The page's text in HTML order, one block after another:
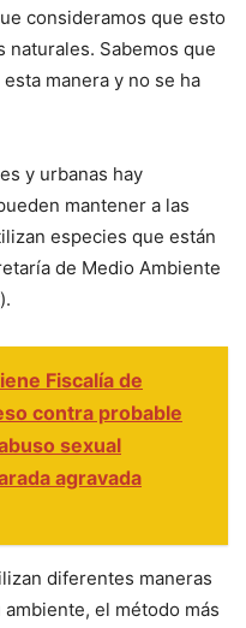
consideramos que esto
naturales. Sabemos que
manera y no se ha
y urbanas hay
mantener a las
especies que están
de Medio Ambiente
Fiscalía de
contra probable
sexual
agravada
diferentes maneras
el método más